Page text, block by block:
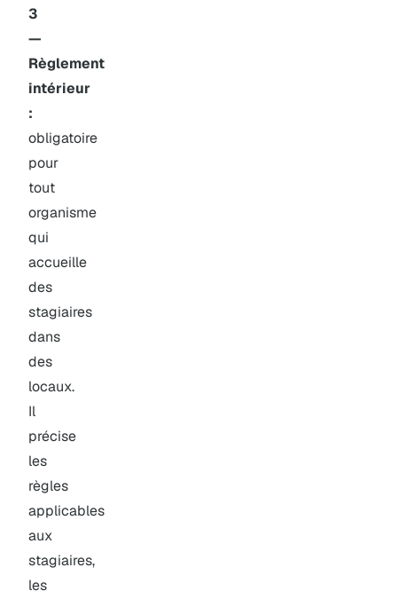
3
—
Règlement
intérieur
:
obligatoire
pour
tout
organisme
qui
accueille
des
stagiaires
dans
des
locaux.
Il
précise
les
règles
applicables
aux
stagiaires,
les